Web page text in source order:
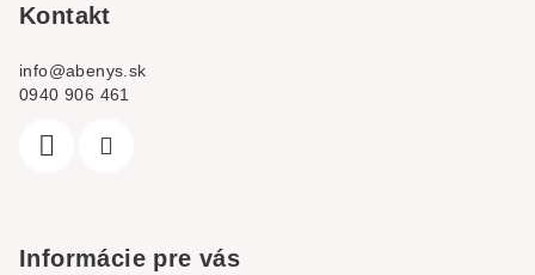
Kontakt
info@abenys.sk
0940 906 461
Informácie pre vás